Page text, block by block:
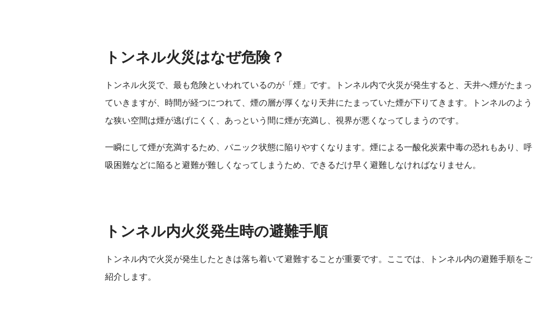
トンネル火災はなぜ危険？
トンネル火災で、最も危険といわれているのが「煙」です。トンネル内で火災が発生すると、天井へ煙がたまっ
ていきますが、時間が経つにつれて、煙の層が厚くなり天井にたまっていた煙が下りてきます。トンネルのよう
な狭い空間は煙が逃げにくく、あっという間に煙が充満し、視界が悪くなってしまうのです。
一瞬にして煙が充満するため、パニック状態に陥りやすくなります。煙による一酸化炭素中毒の恐れもあり、呼
吸困難などに陥ると避難が難しくなってしまうため、できるだけ早く避難しなければなりません。
トンネル内火災発生時の避難手順
トンネル内で火災が発生したときは落ち着いて避難することが重要です。ここでは、トンネル内の避難手順をご
紹介します。